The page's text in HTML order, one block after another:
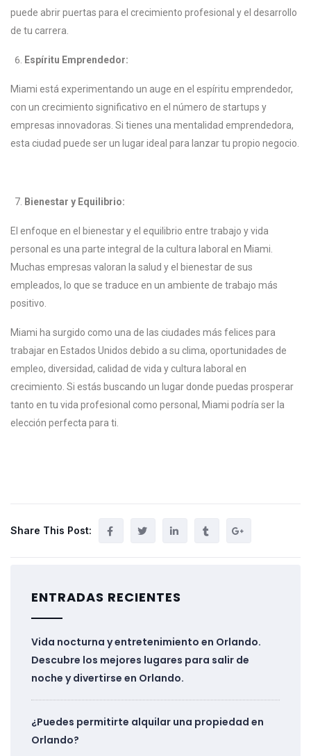
puede abrir puertas para el crecimiento profesional y el desarrollo
de tu carrera.
Espíritu Emprendedor:
Miami está experimentando un auge en el espíritu emprendedor,
con un crecimiento significativo en el número de startups y
empresas innovadoras. Si tienes una mentalidad emprendedora,
esta ciudad puede ser un lugar ideal para lanzar tu propio negocio.
Bienestar y Equilibrio:
El enfoque en el bienestar y el equilibrio entre trabajo y vida
personal es una parte integral de la cultura laboral en Miami.
Muchas empresas valoran la salud y el bienestar de sus
empleados, lo que se traduce en un ambiente de trabajo más
positivo.
Miami ha surgido como una de las ciudades más felices para
trabajar en Estados Unidos debido a su clima, oportunidades de
empleo, diversidad, calidad de vida y cultura laboral en
crecimiento. Si estás buscando un lugar donde puedas prosperar
tanto en tu vida profesional como personal, Miami podría ser la
elección perfecta para ti.
Share This Post:
ENTRADAS RECIENTES
Vida nocturna y entretenimiento en Orlando.
Descubre los mejores lugares para salir de
noche y divertirse en Orlando.
¿Puedes permitirte alquilar una propiedad en
Orlando?